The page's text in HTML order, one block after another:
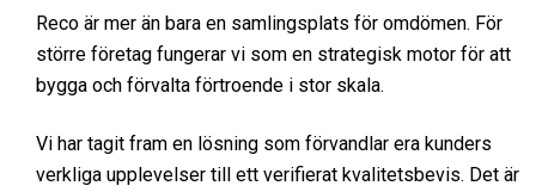
Reco är mer än bara en samlingsplats för omdömen. För
större företag fungerar vi som en strategisk motor för att
bygga och förvalta förtroende i stor skala.
Vi har tagit fram en lösning som förvandlar era kunders
verkliga upplevelser till ett verifierat kvalitetsbevis. Det är